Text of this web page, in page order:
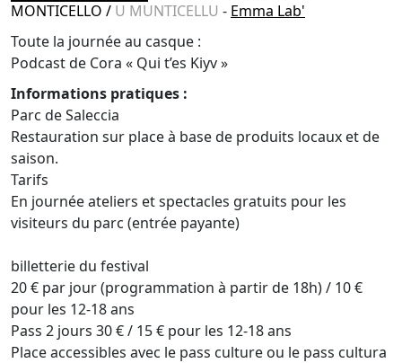
MONTICELLO / U MUNTICELLU - Emma Lab'
Toute la journée au casque :
Podcast de Cora « Qui t’es Kiyv »
Informations pratiques :
Parc de Saleccia
Restauration sur place à base de produits locaux et de
saison.
Tarifs
En journée ateliers et spectacles gratuits pour les
visiteurs du parc (entrée payante)
billetterie du festival
20 € par jour (programmation à partir de 18h) / 10 €
pour les 12-18 ans
Pass 2 jours 30 € / 15 € pour les 12-18 ans
Place accessibles avec le pass culture ou le pass cultura